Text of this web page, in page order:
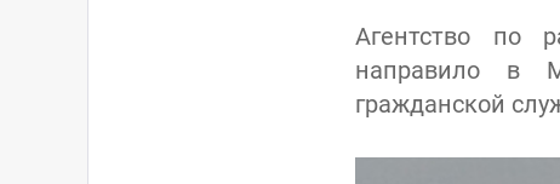
Агентство по
направило в
гражданской